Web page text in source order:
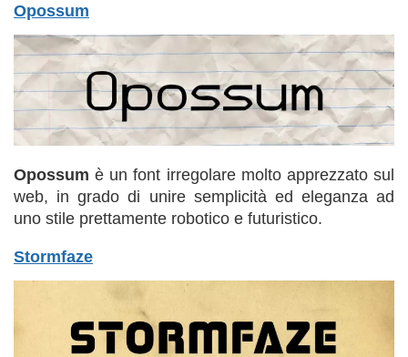
Opossum
Opossum è un font irregolare molto apprezzato sul
web, in grado di unire semplicità ed eleganza ad
uno stile prettamente robotico e futuristico.
Stormfaze